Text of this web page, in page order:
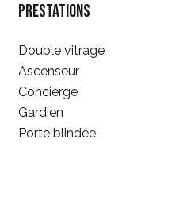
Prestations
Double vitrage
Ascenseur
Concierge
Gardien
Porte blindée